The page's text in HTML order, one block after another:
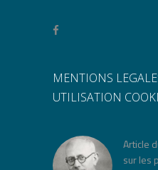
MENTIONS
UTILISATION
Article
sur les